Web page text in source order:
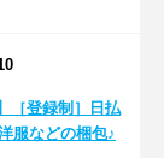
［登録制］日払
服などの梱包♪